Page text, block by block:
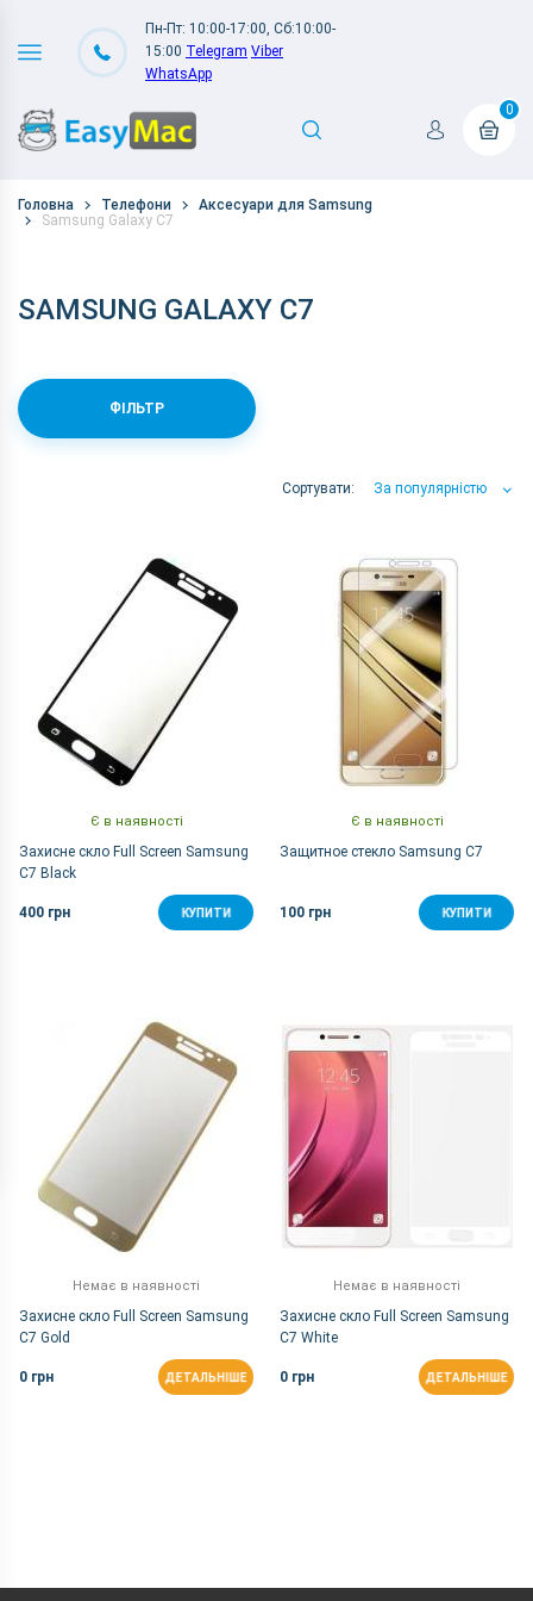
Пн-Пт: 10:00-17:00, Сб:10:00-
15:00 Telegram Viber
WhatsApp
0
Головна Телефони
Аксесуари для Samsung
Samsung Galaxy C7
SAMSUNG GALAXY C7
ФІЛЬТР
Сортувати: За популярністю
За популярністю
Є в наявності
Захисне скло Full Screen Samsung
C7 Black
400 грн КУПИТИ
Є в наявності
Защитное стекло Samsung C7
100 грн КУПИТИ
Немає в наявності
Захисне скло Full Screen Samsung
C7 Gold
0 грн ДЕТАЛЬНІШЕ
Немає в наявності
Захисне скло Full Screen Samsung
C7 White
0 грн ДЕТАЛЬНІШЕ